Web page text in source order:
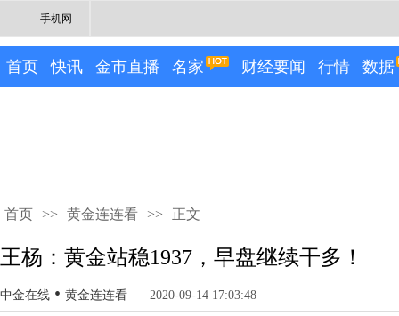
手机网
首页 快讯 金市直播 名家 财经要闻 行情 数据
首页 >> 黄金连连看 >> 正文
王杨：黄金站稳1937，早盘继续干多！
中金在线 • 黄金连连看 2020-09-14 17:03:48